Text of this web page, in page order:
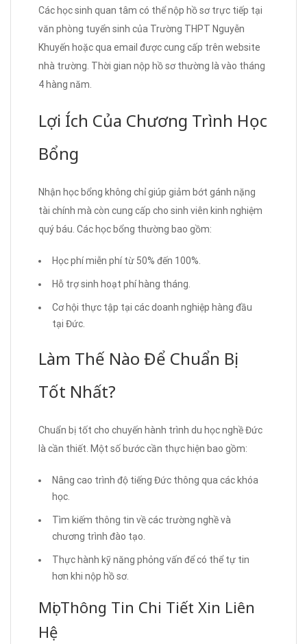
Các học sinh quan tâm có thể nộp hồ sơ trực tiếp tại
văn phòng tuyển sinh của Trường THPT Nguyễn
Khuyến hoặc qua email được cung cấp trên website
nhà trường. Thời gian nộp hồ sơ thường là vào tháng
4 hàng năm.
Lợi Ích Của Chương Trình Học
Bổng
Nhận học bổng không chỉ giúp giảm bớt gánh nặng
tài chính mà còn cung cấp cho sinh viên kinh nghiệm
quý báu. Các học bổng thường bao gồm:
Học phí miễn phí từ 50% đến 100%.
Hỗ trợ sinh hoạt phí hàng tháng.
Cơ hội thực tập tại các doanh nghiệp hàng đầu
tại Đức.
Làm Thế Nào Để Chuẩn Bị
Tốt Nhất?
Chuẩn bị tốt cho chuyến hành trình du học nghề Đức
là cần thiết. Một số bước cần thực hiện bao gồm:
Nâng cao trình độ tiếng Đức thông qua các khóa
học.
Tìm kiếm thông tin về các trường nghề và
chương trình đào tạo.
Thực hành kỹ năng phỏng vấn để có thể tự tin
hơn khi nộp hồ sơ.
Mọi Thông Tin Chi Tiết Xin Liên
Hệ